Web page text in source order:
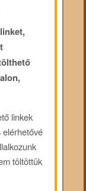
linkek
elérhetővé
töltöttük